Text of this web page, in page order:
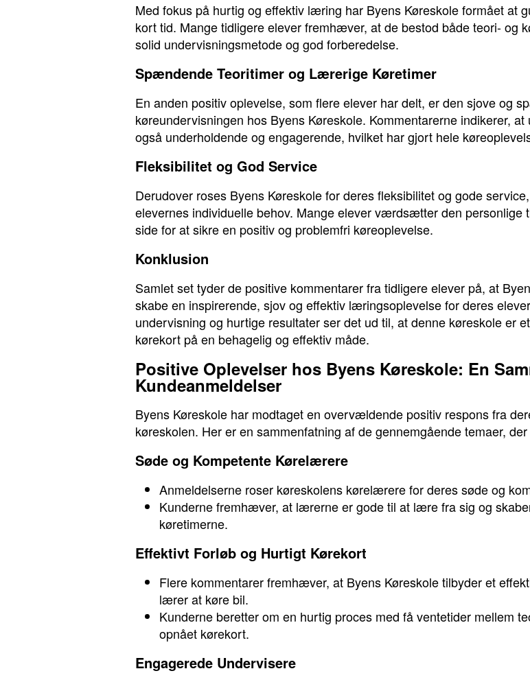
Med fokus på hurtig og effektiv læring har Byens Køreskole formået at
kort tid. Mange tidligere elever fremhæver, at de bestod både teori- og
solid undervisningsmetode og god forberedelse.
Spændende Teoritimer og Lærerige Køretimer
En anden positiv oplevelse, som flere elever har delt, er den sjove og
køreundervisningen hos Byens Køreskole. Kommentarerne indikerer,
også underholdende og engagerende, hvilket har gjort hele
Fleksibilitet og God Service
Derudover roses Byens Køreskole for deres fleksibilitet og gode
elevernes individuelle behov. Mange elever værdsætter den personlige
side for at sikre en positiv og problemfri køreoplevelse.
Konklusion
Samlet set tyder de positive kommentarer fra tidligere elever på, at
skabe en inspirerende, sjov og effektiv læringsoplevelse for deres
undervisning og hurtige resultater ser det ud til, at denne køreskole er
kørekort på en behagelig og effektiv måde.
Positive Oplevelser hos Byens Køreskole: En
Kundeanmeldelser
Byens Køreskole har modtaget en overvældende positiv respons fra
køreskolen. Her er en sammenfatning af de gennemgående temaer,
Søde og Kompetente Kørelærere
Anmeldelserne roser køreskolens kørelærere for deres søde og
Kunderne fremhæver, at lærerne er gode til at lære fra sig og
køretimerne.
Effektivt Forløb og Hurtigt Kørekort
Flere kommentarer fremhæver, at Byens Køreskole tilbyder et
lærer at køre bil.
Kunderne beretter om en hurtig proces med få ventetider mellem
opnået kørekort.
Engagerede Undervisere